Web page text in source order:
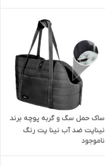
ساک حمل سگ و گربه پوچه برند
نیناپت ضد آب نینا پت رنگ
مشکی
ناموجود